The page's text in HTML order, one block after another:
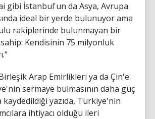
gibi İstanbul'un da Asya, Avrupa
ideal bir yerde bulunuyor ama
rakiplerinde bulunmayan bir
Kendisinin 75 milyonluk
Arap Emirlikleri ya da Çin'e
sermaye bulmasının daha güç
yazıda, Türkiye'nin
ihtiyacı olduğu ileri